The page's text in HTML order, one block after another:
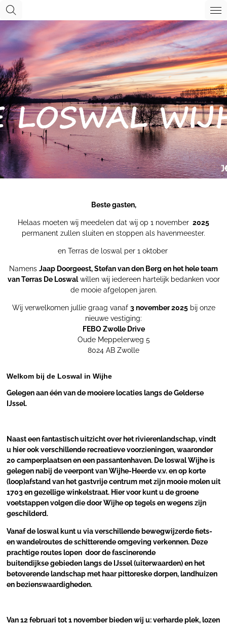
Ga
direct
naar
de
hoofdinhoud
Beste gasten,
Helaas moeten wij meedelen dat wij op 1 november 2025
permanent zullen sluiten en stoppen als havenmeester.
en Terras de loswal per 1 oktober
Namens Jaap Doorgeest, Stefan van den Berg en het hele team
van Terras De Loswalwillen wij iedereen hartelijk bedanken voor
de mooie afgelopen jaren.
Wij verwelkomen jullie graag vanaf 3 november 2025bij onze
nieuwe vestiging:
FEBO Zwolle Drive
Oude Meppelerweg 5
8024 AB Zwolle
Welkom bij de Loswal in Wijhe
Gelegen aan één van de mooiere locaties langs de Gelderse
IJssel.
Naast een fantastisch uitzicht over het rivierenlandschap, vindt
u hier ook verschillende recreatieve voorzieningen, waaronder
20 camperplaatsen en een passantenhaven. De loswal Wijhe is
gelegen nabij de veerpont van Wijhe-Heerde v.v. en op korte
(loop)afstand van het gastvrije centrum met zijn mooie molen uit
1703 en gezellige winkelstraat. Hier voor kunt u de groene
voetstappen volgen die door Wijhe op tegels en wegens zijn
geschilderd.
Vanaf de loswal kunt u via verschillende bewegwijzerde fiets-
en wandelroutes de schitterende omgeving verkennen. Deze
prachtige routes lopen door de fascinerende
buitendijkse gebieden langs de IJssel (uiterwaarden) en het
betoverende landschap met haar pittoreske dorpen, landhuizen
en bezienswaardigheden.
Van 12 februari tot 1 november bieden wij u: verharde plek, lozen